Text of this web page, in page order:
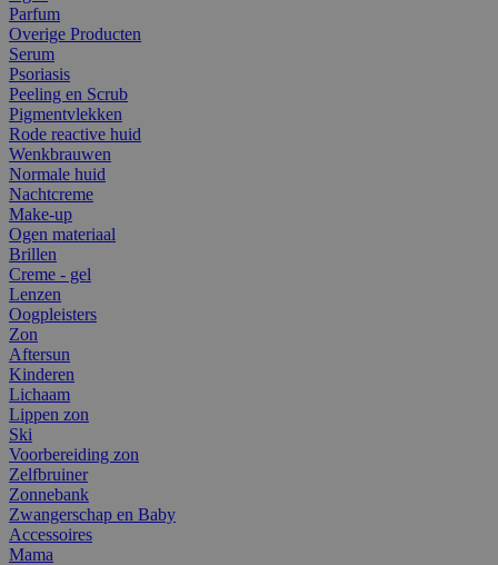
Parfum
Overige Producten
Serum
Psoriasis
Peeling en Scrub
Pigmentvlekken
Rode reactive huid
Wenkbrauwen
Normale huid
Nachtcreme
Make-up
Ogen materiaal
Brillen
Creme - gel
Lenzen
Oogpleisters
Zon
Aftersun
Kinderen
Lichaam
Lippen zon
Ski
Voorbereiding zon
Zelfbruiner
Zonnebank
Zwangerschap en Baby
Accessoires
Mama